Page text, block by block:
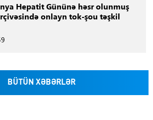
Hepatit Gününə həsr olunmuş
onlayn tok-şou təşkil
BÜTÜN XƏBƏRLƏR